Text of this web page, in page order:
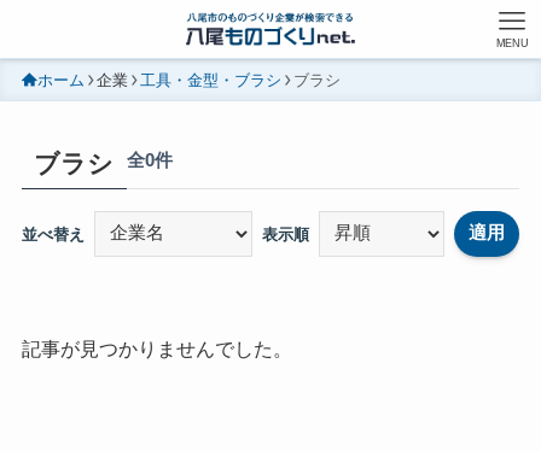
MENU
ホーム 企業 工具・金型・ブラシ ブラシ
ブラシ 全0件
並べ替え 表示順 適用
記事が見つかりませんでした。